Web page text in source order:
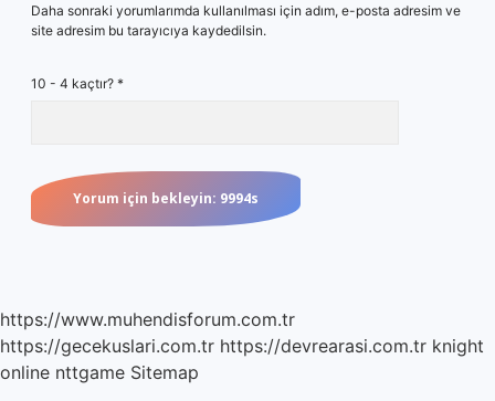
Daha sonraki yorumlarımda kullanılması için adım, e-posta adresim ve
site adresim bu tarayıcıya kaydedilsin.
10 - 4 kaçtır? *
https://www.muhendisforum.com.tr
https://gecekuslari.com.tr https://devrearasi.com.tr knight
online nttgame Sitemap